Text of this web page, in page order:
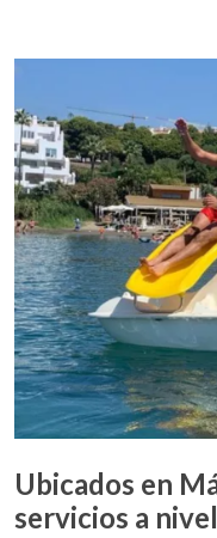
Ubicados en
servicios a